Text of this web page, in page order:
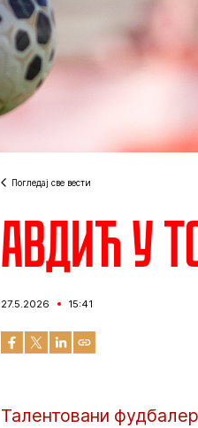
Погледај све вести
Авдић у
27.5.2026 15:41
Талентовани